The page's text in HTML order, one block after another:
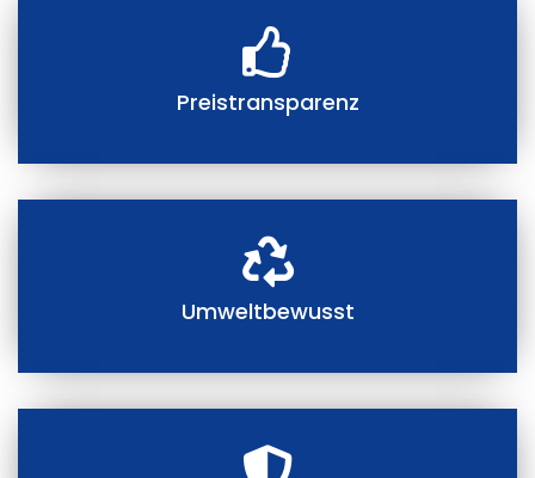
Preistransparenz
Umweltbewusst